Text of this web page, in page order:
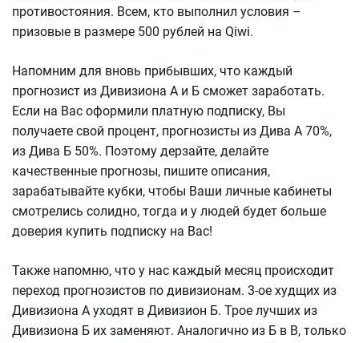
противостояния. Всем, кто выполнил условия –
призовые в размере 500 рублей на Qiwi.
Напомним для вновь прибывших, что каждый
прогнозист из Дивизиона А и Б сможет заработать.
Если на Вас оформили платную подписку, Вы
получаете свой процент, прогнозисты из Дива А 70%,
из Дива Б 50%. Поэтому дерзайте, делайте
качественные прогнозы, пишите описания,
зарабатывайте кубки, чтобы Ваши личные кабинеты
смотрелись солидно, тогда и у людей будет больше
доверия купить подписку на Вас!
Также напомню, что у нас каждый месяц происходит
переход прогнозистов по дивизионам. 3-ое худщих из
Дивизиона А уходят в Дивизион Б. Трое лучших из
Дивизиона Б их заменяют. Аналогично из Б в В, только